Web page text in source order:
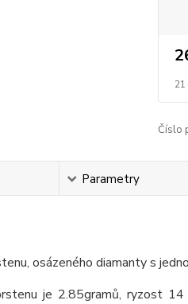
21
Číslo
Parametry
osázeného diamanty s
je 2.85gramů, ryzost